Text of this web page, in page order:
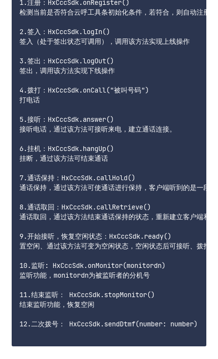
1.注册：HxCccSdk.onRegister()
检测当前是否符合云呼工具条初始化条件，若符合，则自动注册
2.签入：HxCccSdk.logIn()
签入（处于签出状态可调用），调用该方法实现上线操作
3.签出：HxCccSdk.logOut()
签出，调用该方法实现下线操作
4.拨打：HxCccSdk.onCall("被叫号码")
打电话
5.接听：HxCccSdk.answer()
接听电话，通过该方法可接听来电，建立通话连接。
6.挂机：HxCccSdk.hangUp()
挂断，通过该方法可结束通话
7.通话保持：HxCccSdk.callHold()
通话保持，通过该方法可使通话进行保持，客户端听到的是一段
8.通话取回：HxCccSdk.callRetrieve()
通话取回，通过该方法结束通话保持的状态，重新建立客户端和
9.开始接听，恢复空闲状态：HxCccSdk.ready()
置空闲、通过该方法可变为空闲状态，空闲状态后可接听、拨打
10.监听: HxCccSdk.onMonitor(monitordn)
监听功能，monitordn为被监听者的分机号
11.结束监听： HxCccSdk.stopMonitor()
结束监听功能，恢复空闲
12.二次拨号： HxCccSdk.sendDtmf(number: number)